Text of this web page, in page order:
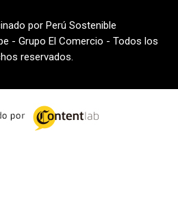
por Perú Sostenible
- Grupo El Comercio - Todos los
reservados.